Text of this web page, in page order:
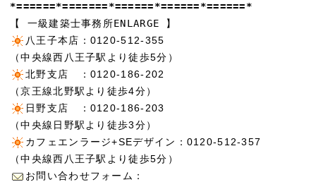
*======*=======*======*======*======*
【 一級建築士事務所ENLARGE 】
八王子本店：0120-512-355
（中央線西八王子駅より徒歩5分）
北野支店 ：0120-186-202
（京王線北野駅より徒歩4分）
日野支店 ：0120-186-203
（中央線日野駅より徒歩3分）
カフェエンラージ+SEデザイン：0120-512-357
（中央線西八王子駅より徒歩5分）
お問い合わせフォーム：